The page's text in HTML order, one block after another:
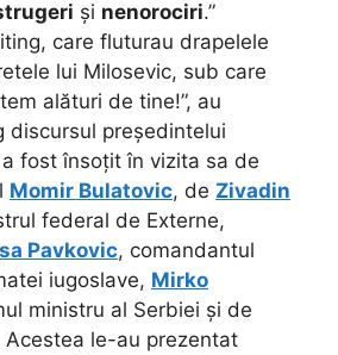
și nenorociri.”
care fluturau drapelele
lui Milosevic, sub care
alături de tine!”, au
discursul președintelui
fost însoțit în vizita sa de
Momir Bulatovic, de Zivadin
federal de Externe,
Pavkovic, comandantul
iugoslave, Mirko
ministru al Serbiei și de
le-au prezentat